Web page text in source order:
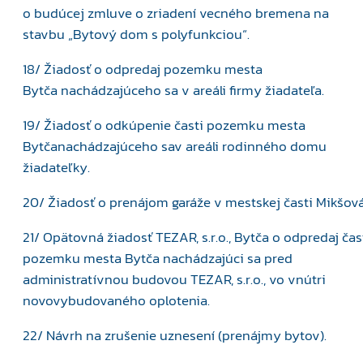
o budúcej zmluve o zriadení vecného bremena na
stavbu „Bytový dom s polyfunkciou“.
18/ Žiadosť o odpredaj pozemku mesta
Bytča nachádzajúceho sa v areáli firmy žiadateľa.
19/ Žiadosť o odkúpenie časti pozemku mesta
Bytčanachádzajúceho sav areáli rodinného domu
žiadateľky.
20/ Žiadosť o prenájom garáže v mestskej časti
21/ Opätovná žiadosť TEZAR, s.r.o., Bytča o odpredaj
pozemku mesta Bytča nachádzajúci sa pred
administratívnou budovou TEZAR, s.r.o., vo vnútri
novovybudovaného oplotenia.
22/ Návrh na zrušenie uznesení (prenájmy bytov).